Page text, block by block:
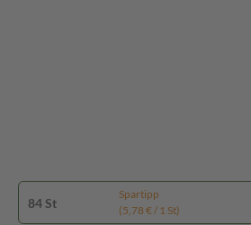
84 St
Spartipp
(5,78 € / 1 St)